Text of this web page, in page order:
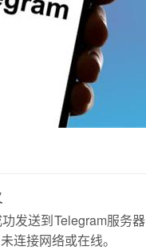
发送到Telegram服务
连接网络或在线。